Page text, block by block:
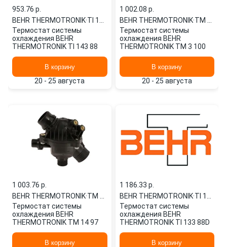
953.76 p.
BEHR THERMOTRONIK·
Термостат системы
охлаждения BEHR
THERMOTRONIK TI 143 88
В корзину
20 - 25 августа
1 002.08 p.
BEHR THERMOTRONIK·
Термостат системы
охлаждения BEHR
THERMOTRONIK TM 3 100
В корзину
20 - 25 августа
1 003.76 p.
BEHR THERMOTRONIK·
Термостат системы
охлаждения BEHR
THERMOTRONIK TM 14 97
В корзину
1 186.33 p.
BEHR THERMOTRONIK·
Термостат системы
охлаждения BEHR
THERMOTRONIK TI 133 88D
В корзину